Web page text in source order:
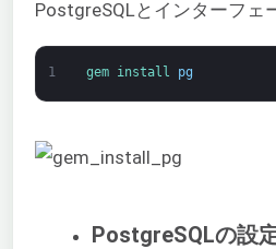
PostgreSQLとインターフェ
1 gem install pg
PostgreSQLの設